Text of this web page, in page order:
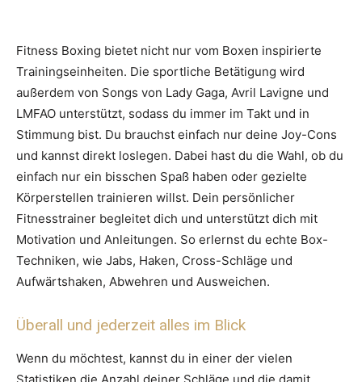
Fitness Boxing bietet nicht nur vom Boxen inspirierte
Trainingseinheiten. Die sportliche Betätigung wird
außerdem von Songs von Lady Gaga, Avril Lavigne und
LMFAO unterstützt, sodass du immer im Takt und in
Stimmung bist. Du brauchst einfach nur deine Joy-Cons
und kannst direkt loslegen. Dabei hast du die Wahl, ob du
einfach nur ein bisschen Spaß haben oder gezielte
Körperstellen trainieren willst. Dein persönlicher
Fitnesstrainer begleitet dich und unterstützt dich mit
Motivation und Anleitungen. So erlernst du echte Box-
Techniken, wie Jabs, Haken, Cross-Schläge und
Aufwärtshaken, Abwehren und Ausweichen.
Überall und jederzeit alles im Blick
Wenn du möchtest, kannst du in einer der vielen